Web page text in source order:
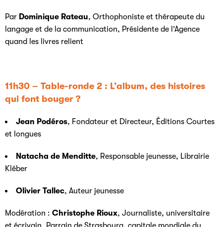
Par Dominique Rateau, Orthophoniste et thérapeute du
langage et de la communication, Présidente de l’Agence
quand les livres relient
11h30 – Table-ronde 2 : L’album, des histoires
qui font bouger ?
Jean Podéros, Fondateur et Directeur, Éditions Courtes
et longues
Natacha de Menditte, Responsable jeunesse, Librairie
Kléber
Olivier Tallec, Auteur jeunesse
Modération : Christophe Rioux, Journaliste, universitaire